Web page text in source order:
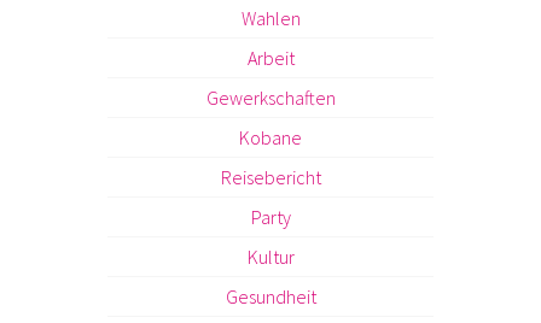
Wahlen
Arbeit
Gewerkschaften
Kobane
Reisebericht
Party
Kultur
Gesundheit